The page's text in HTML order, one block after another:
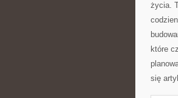
życia.
które
się